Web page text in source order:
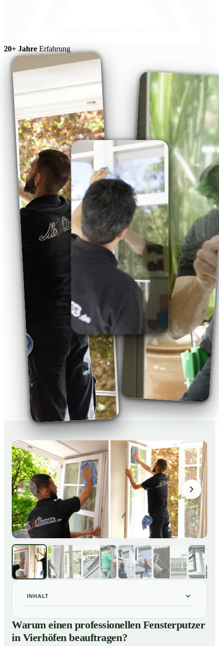
20+ Jahre Erfahrung
INHALT
Warum einen professionellen Fensterputzer in
Vierhöfen beauftragen?
Warum einen professionellen Fensterputzer
in Vierhöfen beauftragen?